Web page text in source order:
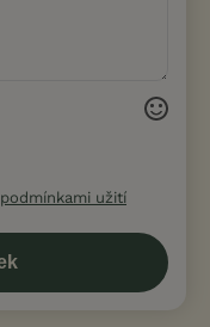
podmínkami užití